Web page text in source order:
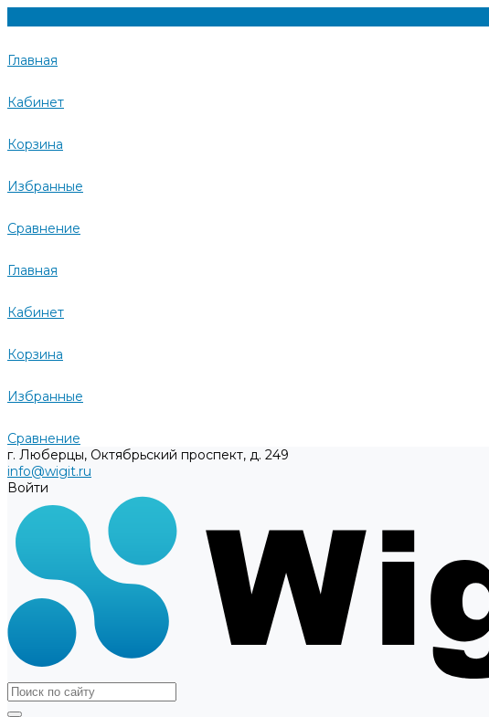
Главная
Кабинет
Корзина
Избранные
Сравнение
Главная
Кабинет
Корзина
Избранные
Сравнение
г. Люберцы, Октябрьский проспект, д. 249
info@wigit.ru
Войти